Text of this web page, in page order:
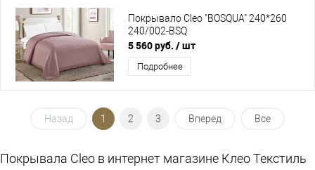
Покрывало Cleo "BOSQUA" 240*260
240/002-BSQ
5 560 руб. / шт
Подробнее
Назад 1 2 3 Вперед Все
Покрывала Cleo в интернет магазине Клео Текстиль